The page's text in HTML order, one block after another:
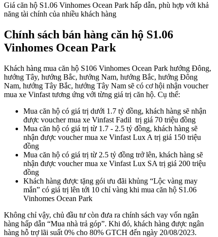
Giá căn hộ S1.06 Vinhomes Ocean Park hấp dẫn, phù hợp với khả
năng tài chính của nhiều khách hàng
Chính sách bán hàng căn hộ S1.06
Vinhomes Ocean Park
Khách hàng mua căn hộ S106 Vinhomes Ocean Park hướng Đông,
hướng Tây, hướng Bắc, hướng Nam, hướng Bắc, hướng Đông
Nam, hướng Tây Bắc, hướng Tây Nam sẽ có cơ hội nhận voucher
mua xe Vinfast tương ứng với từng giá trị căn hộ. Cụ thể:
Mua căn hộ có giá trị dưới 1.7 tỷ đồng, khách hàng sẽ nhận
được voucher mua xe Vinfast Fadil trị giá 70 triệu đồng
Mua căn hộ có giá trị từ 1.7 - 2.5 tỷ đồng, khách hàng sẽ
nhận được voucher mua xe Vinfast Lux A trị giá 150 triệu
đồng
Mua căn hộ có giá trị từ 2.5 tỷ đồng trở lên, khách hàng sẽ
nhận được voucher mua xe Vinfast Lux SA trị giá 200 triệu
đồng
Khách hàng được tặng gói ưu đãi khủng “Lộc vàng may
mắn” có giá trị lên tới 10 chỉ vàng khi mua căn hộ S1.06
Vinhomes Ocean Park
Không chỉ vậy, chủ đầu tư còn đưa ra chính sách vay vốn ngân
hàng hấp dẫn “Mua nhà trả góp”. Khi đó, khách hàng được ngân
hàng hỗ trợ lãi suất 0% cho 80% GTCH đến ngày 20/08/2023.